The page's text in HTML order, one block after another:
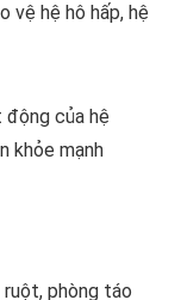
vệ hệ hô hấp, hệ
động của hệ
khỏe mạnh
ruột, phòng táo